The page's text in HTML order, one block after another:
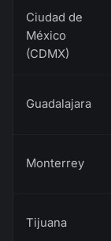
Ciudad de
México
(CDMX)
Guadalajara
Monterrey
Tijuana